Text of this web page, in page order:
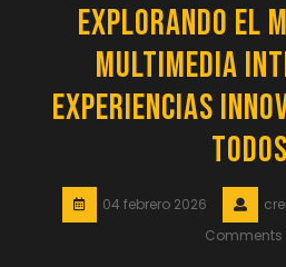
Explorando el
Multimedia
Experiencias
Todos
04 febrero 2026
Comments